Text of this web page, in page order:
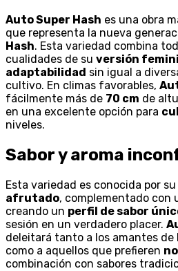
Auto Super Hash es una obra
que representa la nueva
Hash. Esta variedad combina
cualidades de su versión
adaptabilidad sin igual a
cultivo. En climas favorables,
fácilmente más de 70 cm de
en una excelente opción para
niveles.
Sabor y aroma
Esta variedad es conocida por
afrutado, complementado con
creando un perfil de sabor
sesión en un verdadero placer.
deleitará tanto a los amantes de
como a aquellos que prefieren
combinación con sabores